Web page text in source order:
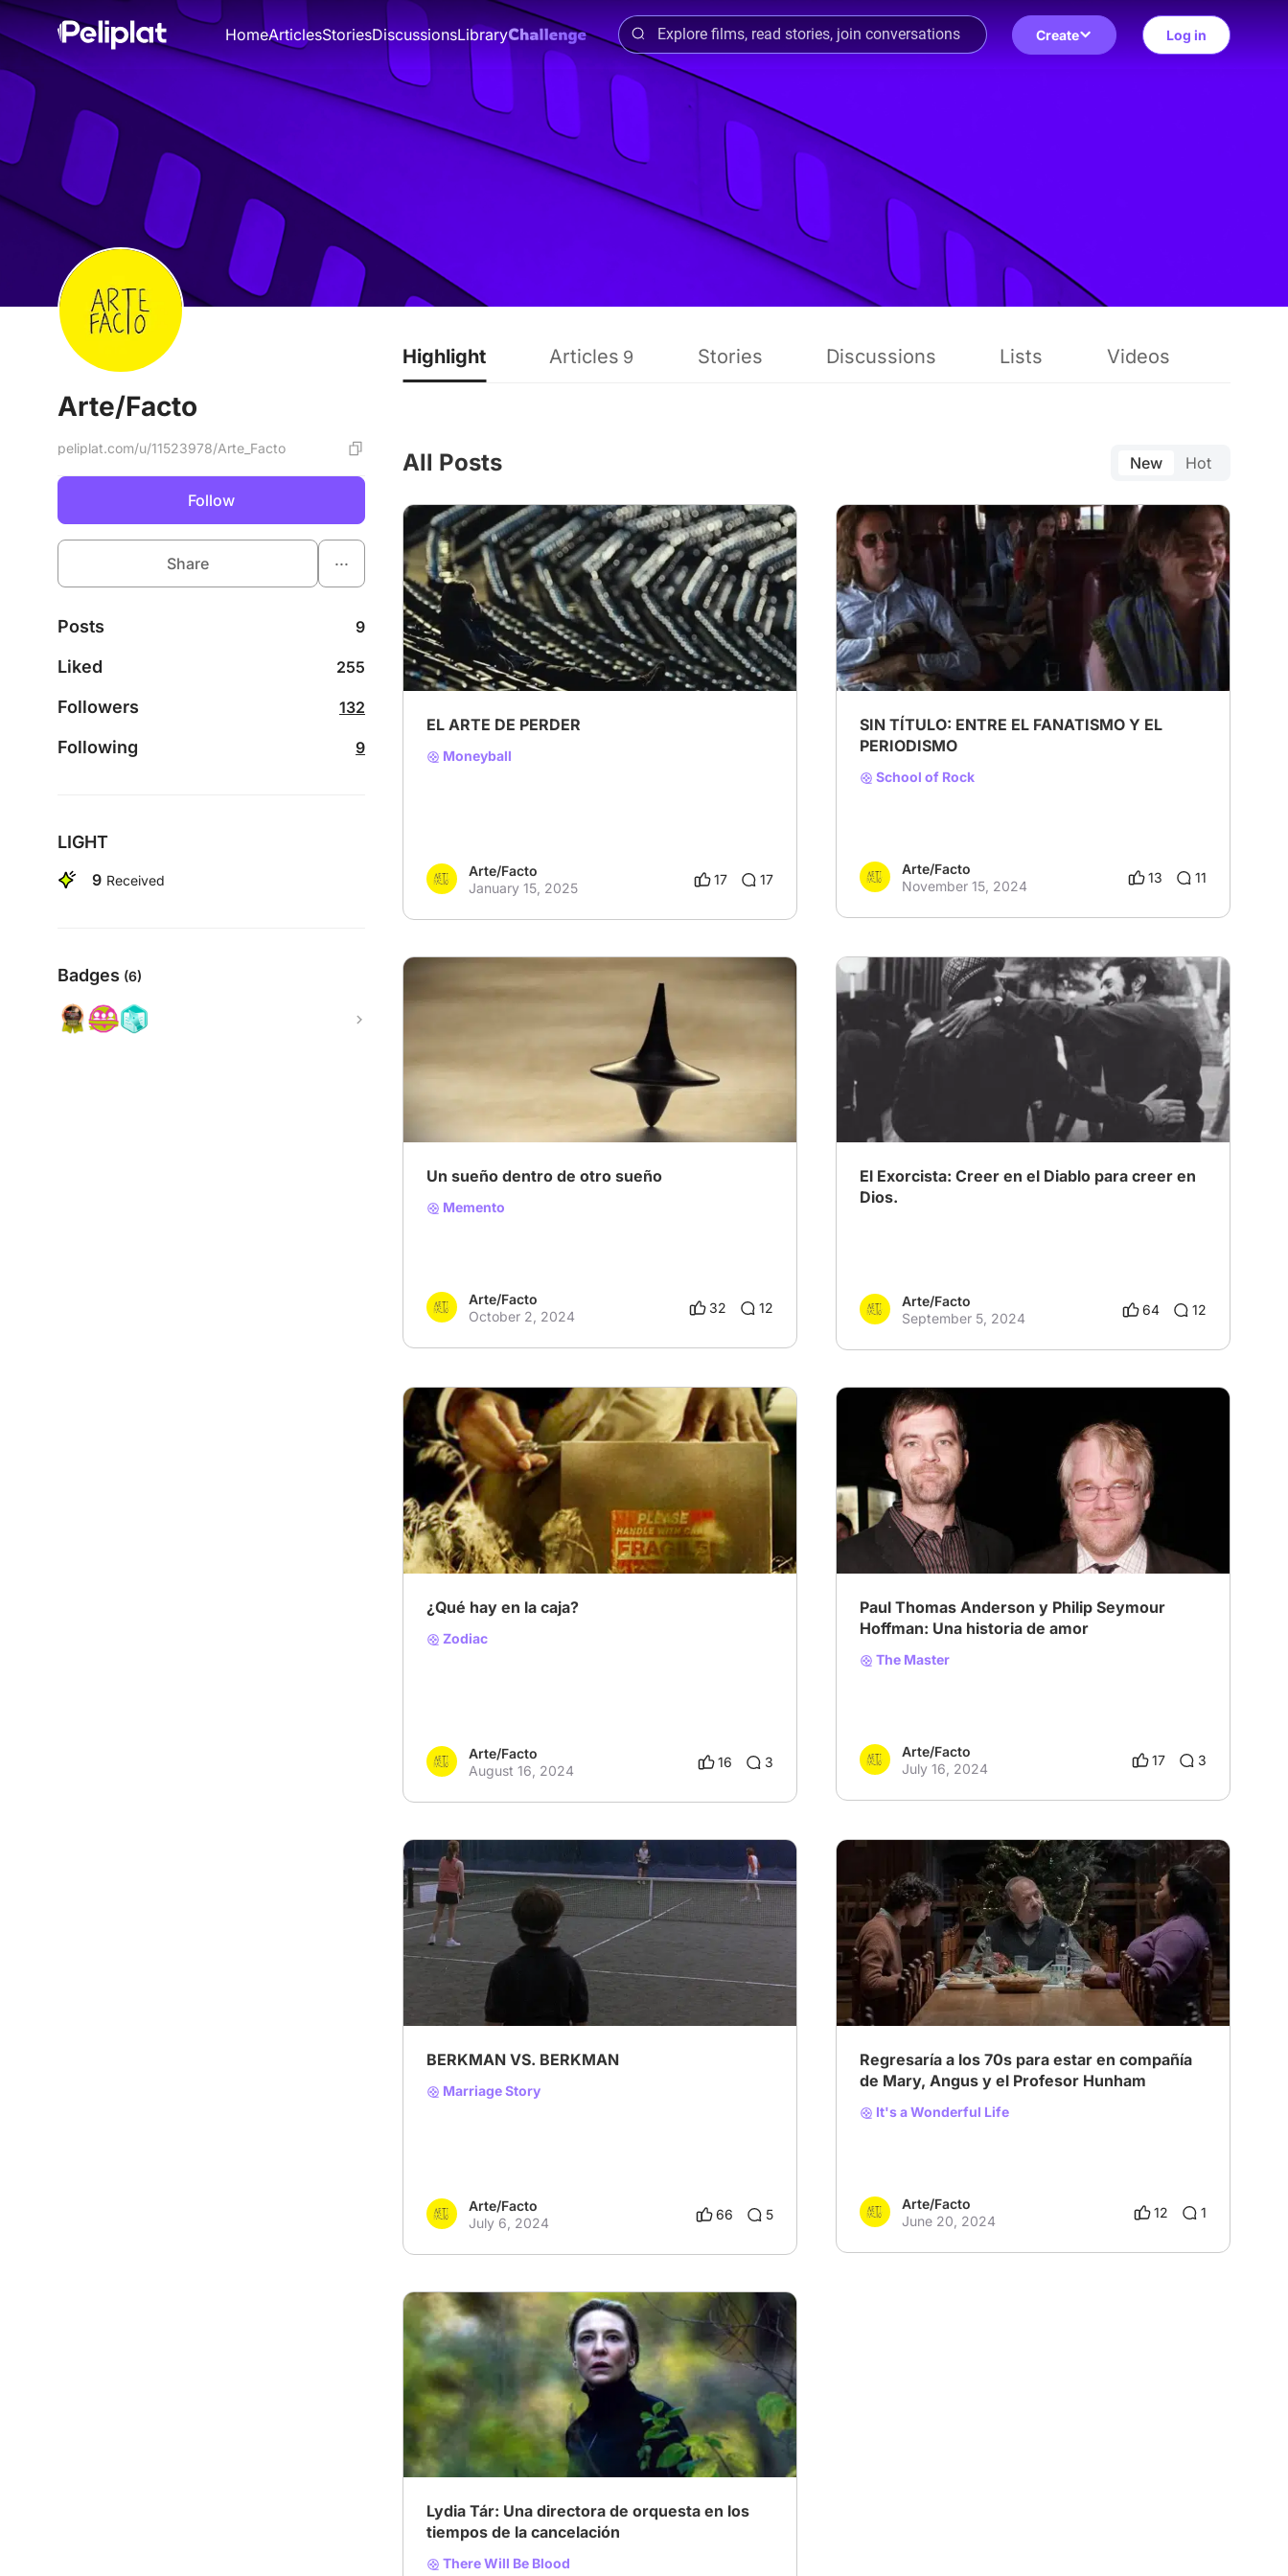
HomeArticlesStoriesDiscussionsLibrary Create Log in
Arte/Facto
peliplat.com/u/11523978/Arte_Facto
Follow
Share ...
Posts 9
Liked 255
Followers 132
Following 9
LIGHT
9 Received
Badges (6)
Highlight Articles 9 Stories Discussions Lists Videos
All Posts New Hot
EL ARTE DE PERDER
Moneyball
Arte/Facto
January 15, 2025
17 17
SIN TÍTULO: ENTRE EL FANATISMO Y EL
PERIODISMO
School of Rock
Arte/Facto
November 15, 2024
13 11
Un sueño dentro de otro sueño
Memento
Arte/Facto
October 2, 2024
32 12
El Exorcista: Creer en el Diablo para creer en
Dios.
Arte/Facto
September 5, 2024
64 12
¿Qué hay en la caja?
Zodiac
Arte/Facto
August 16, 2024
16 3
# Others
Paul Thomas Anderson y Philip Seymour
Hoffman: Una historia de amor
The Master
Arte/Facto
July 16, 2024
17 3
# Drama # Comedy # Family
BERKMAN VS. BERKMAN
Marriage Story
Arte/Facto
July 6, 2024
66 5
# Drama # Comedy # Others
Regresaría a los 70s para estar en compañía
de Mary, Angus y el Profesor Hunham
It's a Wonderful Life
Arte/Facto
June 20, 2024
12 1
# Drama # Others
Lydia Tár: Una directora de orquesta en los
tiempos de la cancelación
There Will Be Blood